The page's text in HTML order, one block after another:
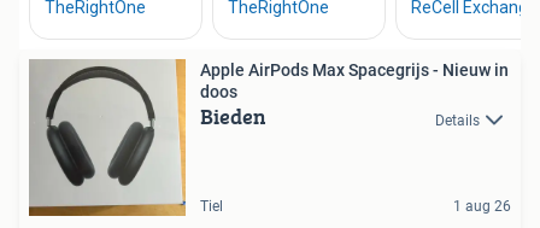
Apple AirPods Max Spacegrijs - Nieuw in
doos
Bieden Details
Tiel 1 aug 26